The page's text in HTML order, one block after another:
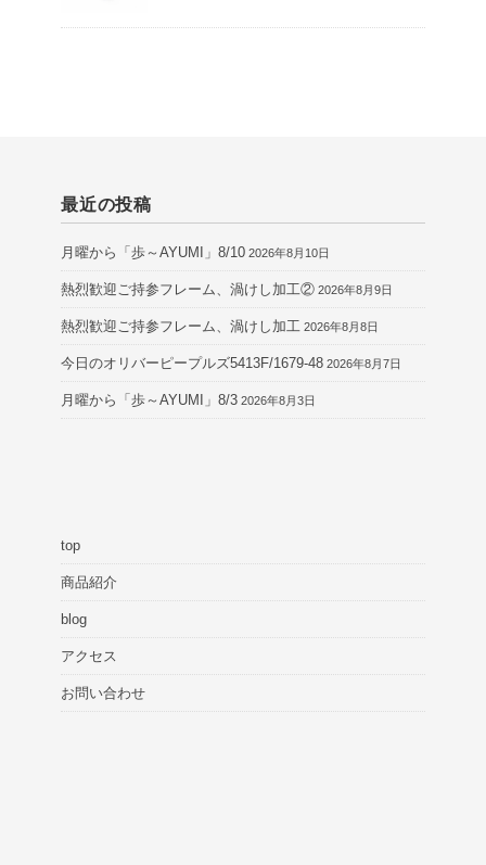
最近の投稿
月曜から「歩～AYUMI」8/10 2026年8月10日
熱烈歓迎ご持参フレーム、渦けし加工② 2026年8月9日
熱烈歓迎ご持参フレーム、渦けし加工 2026年8月8日
今日のオリバーピープルズ5413F/1679-48 2026年8月7日
月曜から「歩～AYUMI」8/3 2026年8月3日
top
商品紹介
blog
アクセス
お問い合わせ